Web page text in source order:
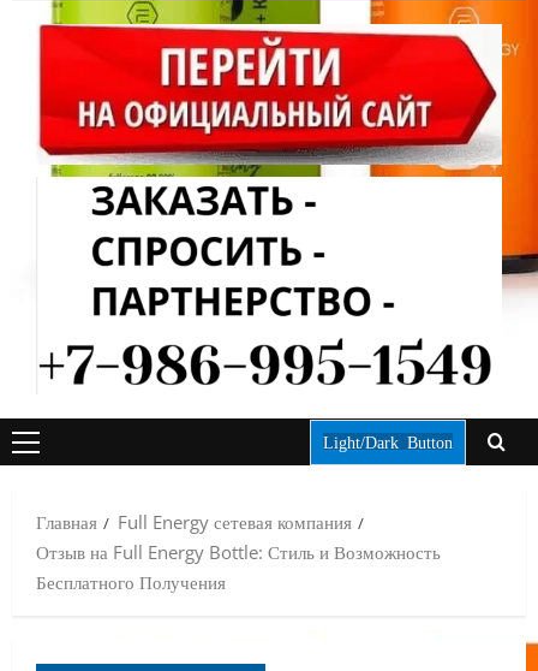
ОСНОВНОЕ
Light/Dark Button
Главная
Full Energy сетевая компания
Отзыв на Full Energy Bottle: Стиль и Возможность
Бесплатного Получения